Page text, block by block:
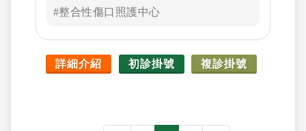
#整合性傷口照護中心
詳細介紹 初診掛號 複診掛號